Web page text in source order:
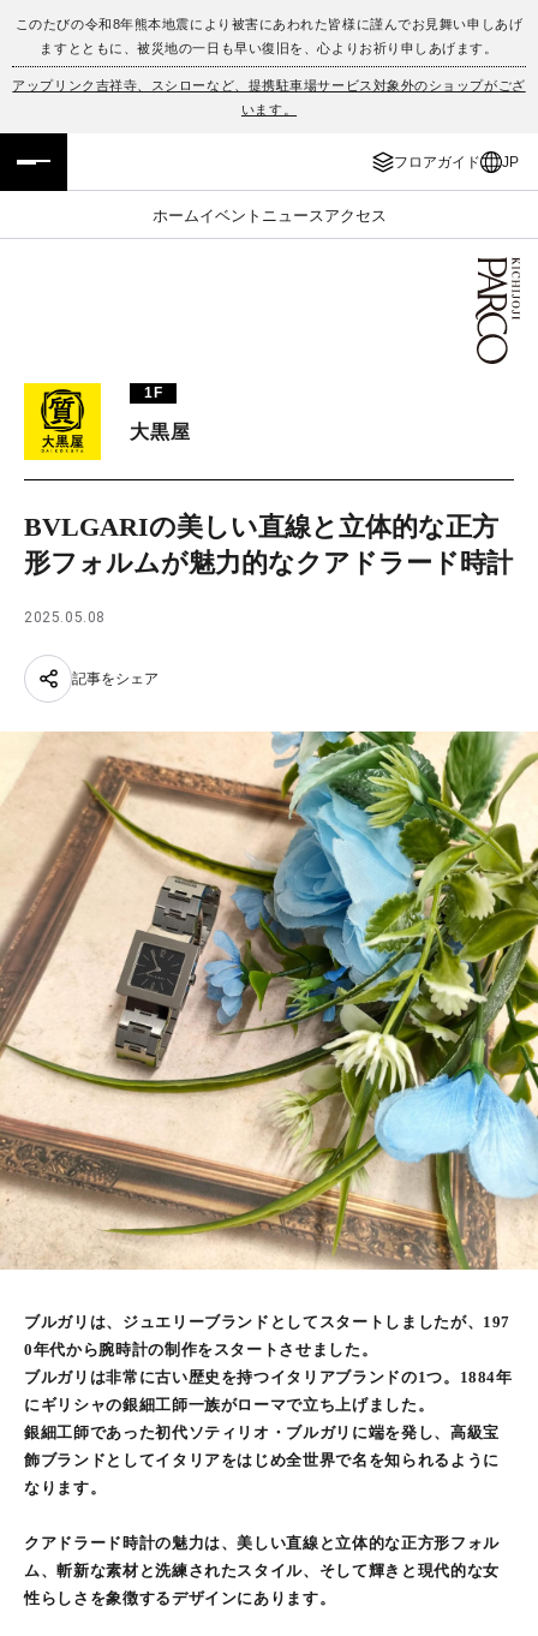
このたびの令和8年熊本地震により被害にあわれた皆様に謹んでお見舞い申しあげ
ますとともに、被災地の一日も早い復旧を、心よりお祈り申しあげます。
アップリンク吉祥寺、スシローなど、提携駐車場サービス対象外のショップがござ
います。
フロアガイド JP
ホームイベント ニュース アクセス
フロアガイド
イベント・ポップアップ
ニュース
PARCOメンバーズ
ENGLISH
簡体字
한국어
1F
大黒屋
BVLGARIの美しい直線と立体的な正方
形フォルムが魅力的なクアドラード時計
2025.05.08
記事をシェア
ブルガリは、ジュエリーブランドとしてスタートしましたが、197
0年代から腕時計の制作をスタートさせました。
ブルガリは非常に古い歴史を持つイタリアブランドの1つ。1884年
にギリシャの銀細工師一族がローマで立ち上げました。
銀細工師であった初代ソティリオ・ブルガリに端を発し、高級宝
飾ブランドとしてイタリアをはじめ全世界で名を知られるように
なります。
クアドラード時計の魅力は、美しい直線と立体的な正方形フォル
ム、斬新な素材と洗練されたスタイル、そして輝きと現代的な女
性らしさを象徴するデザインにあります。